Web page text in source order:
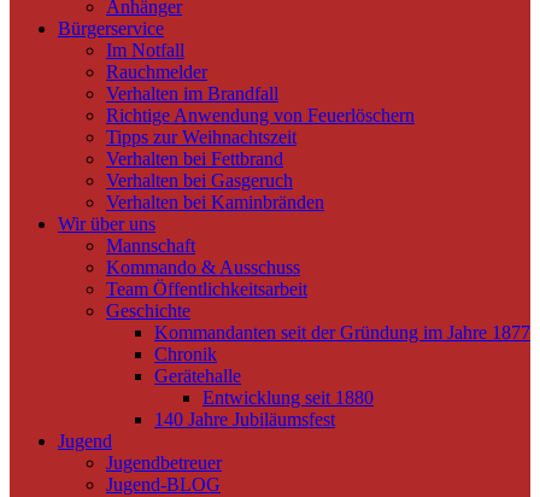
Anhänger
Bürgerservice
Im Notfall
Rauchmelder
Verhalten im Brandfall
Richtige Anwendung von Feuerlöschern
Tipps zur Weihnachtszeit
Verhalten bei Fettbrand
Verhalten bei Gasgeruch
Verhalten bei Kaminbränden
Wir über uns
Mannschaft
Kommando & Ausschuss
Team Öffentlichkeitsarbeit
Geschichte
Kommandanten seit der Gründung im Jahre 1877
Chronik
Gerätehalle
Entwicklung seit 1880
140 Jahre Jubiläumsfest
Jugend
Jugendbetreuer
Jugend-BLOG